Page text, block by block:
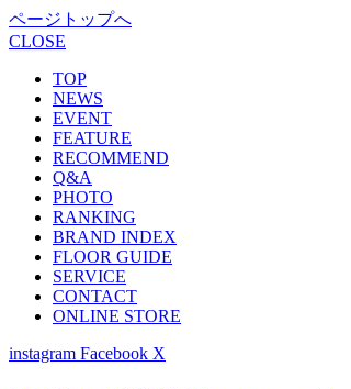
ページトップへ
CLOSE
TOP
NEWS
EVENT
FEATURE
RECOMMEND
Q&A
PHOTO
RANKING
BRAND INDEX
FLOOR GUIDE
SERVICE
CONTACT
ONLINE STORE
instagram Facebook X